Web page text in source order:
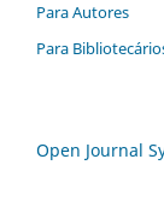
Para Autores
Para
Open Journal